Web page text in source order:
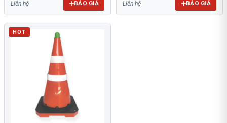
Liên hệ BÁO GIÁ Liên hệ BÁO GIÁ
HOT